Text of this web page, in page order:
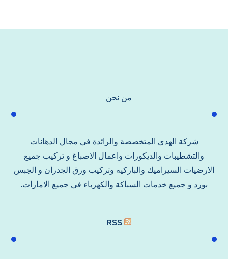
من نحن
شركة الهدي المتخصصة والرائدة في مجال الدهانات
والتشطيبات والديكورات واعمال الاصباغ و تركيب جميع
الارضيات السيراميك والباركيه وتركيب ورق الجدران و الجبس
بورد و جميع خدمات السباكة والكهرباء في جميع الامارات.
RSS